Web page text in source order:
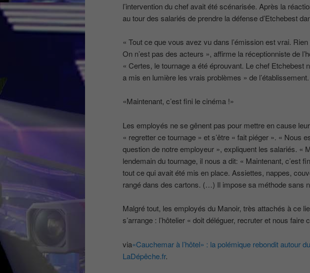
l’intervention du chef avait été scénarisée. Après la
au tour des salariés de prendre la défense d’Etchebest
« Tout ce que vous avez vu dans l’émission est vrai.
On n’est pas des acteurs », affirme la réceptionniste de
« Certes, le tournage a été éprouvant. Le chef Etchebest
a mis en lumière les vrais problèmes » de l’établissement.
«Maintenant, c’est fini le cinéma !»
Les employés ne se gênent pas pour mettre en cause
« regretter ce tournage » et s’être « fait piéger ». « Nous
question de notre employeur », expliquent les salariés. «
lendemain du tournage, il nous a dit: « Maintenant, c’est
tout ce qui avait été mis en place. Assiettes, nappes,
rangé dans des cartons. (…) Il impose sa méthode sans
Malgré tout, les employés du Manoir, très attachés à ce
s’arrange : l’hôtelier « doit déléguer, recruter et nous faire
via«Cauchemar à l’hôtel» : la polémique rebondit autour
LaDépêche.fr.